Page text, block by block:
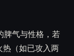
脾气与性格，若
（如已攻入两